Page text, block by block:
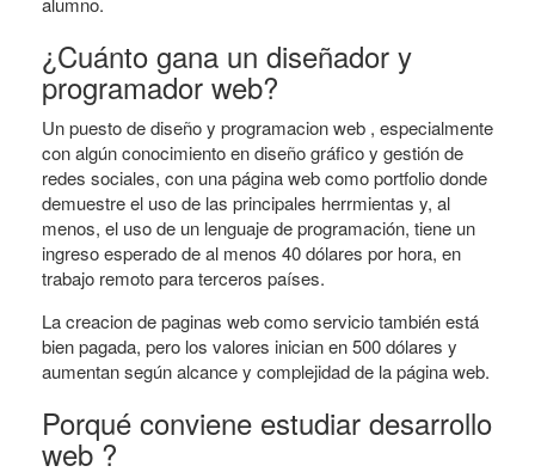
¿Cuánto gana un diseñador y
programador web?
Un puesto de diseño y programacion web , especialmente
con algún conocimiento en diseño gráfico y gestión de
redes sociales, con una página web como portfolio donde
demuestre el uso de las principales herrmientas y, al
menos, el uso de un lenguaje de programación, tiene un
ingreso esperado de al menos 40 dólares por hora, en
trabajo remoto para terceros países.
La creacion de paginas web como servicio también está
bien pagada, pero los valores inician en 500 dólares y
aumentan según alcance y complejidad de la página web.
Porqué conviene estudiar desarrollo
web ?